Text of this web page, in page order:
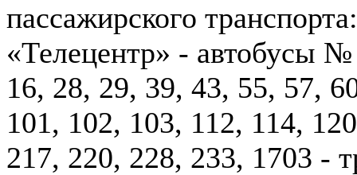
пассажирского транспорта:
«Телецентр» - автобусы
16, 28, 29, 39, 43, 55, 57,
101, 102, 103, 112, 114,
217, 220, 228, 233, 1703 -